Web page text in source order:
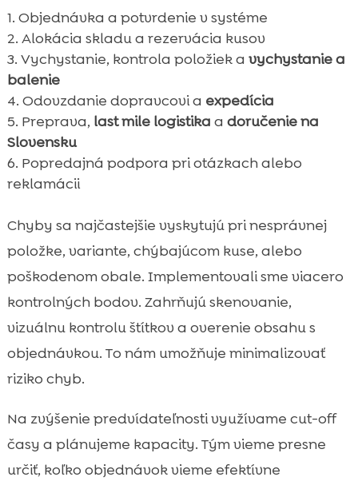
Objednávka a potvrdenie v systéme
Alokácia skladu a rezervácia kusov
Vychystanie, kontrola položiek a vychystanie a
balenie
Odovzdanie dopravcovi a expedícia
Preprava, last mile logistika a doručenie na
Slovensku
Popredajná podpora pri otázkach alebo
reklamácii
Chyby sa najčastejšie vyskytujú pri nesprávnej
položke, variante, chýbajúcom kuse, alebo
poškodenom obale. Implementovali sme viacero
kontrolných bodov. Zahrňujú skenovanie,
vizuálnu kontrolu štítkov a overenie obsahu s
objednávkou. To nám umožňuje minimalizovať
riziko chyb.
Na zvýšenie predvídateľnosti využívame cut-off
časy a plánujeme kapacity. Tým vieme presne
určiť, koľko objednávok vieme efektívne